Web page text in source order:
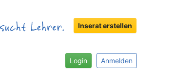
Inserat erstellen
Login Anmelden